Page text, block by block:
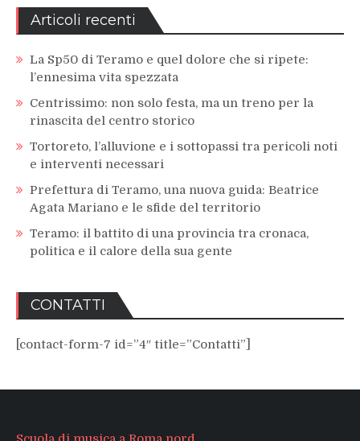
Articoli recenti
La Sp50 di Teramo e quel dolore che si ripete:
l’ennesima vita spezzata
Centrissimo: non solo festa, ma un treno per la
rinascita del centro storico
Tortoreto, l’alluvione e i sottopassi tra pericoli noti
e interventi necessari
Prefettura di Teramo, una nuova guida: Beatrice
Agata Mariano e le sfide del territorio
Teramo: il battito di una provincia tra cronaca,
politica e il calore della sua gente
CONTATTI
[contact-form-7 id=”4″ title=”Contatti”]